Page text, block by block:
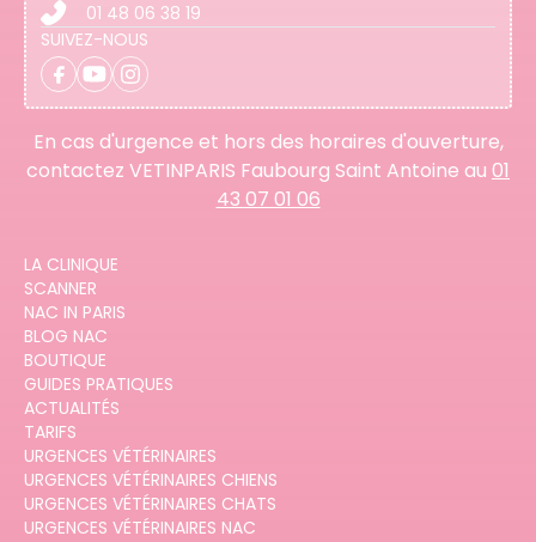
01 48 06 38 19
SUIVEZ-NOUS
En cas d'urgence et hors des horaires d'ouverture,
contactez VETINPARIS Faubourg Saint Antoine au 01
43 07 01 06
LA CLINIQUE
SCANNER
NAC IN PARIS
BLOG NAC
BOUTIQUE
GUIDES PRATIQUES
ACTUALITÉS
TARIFS
URGENCES VÉTÉRINAIRES
URGENCES VÉTÉRINAIRES CHIENS
URGENCES VÉTÉRINAIRES CHATS
URGENCES VÉTÉRINAIRES NAC